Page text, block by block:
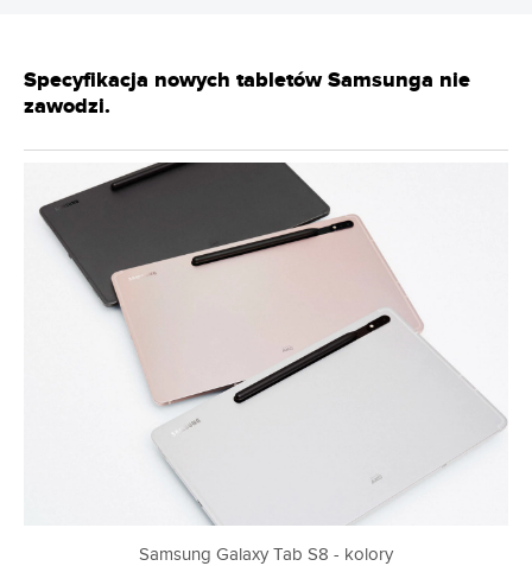
Specyfikacja nowych tabletów Samsunga nie
zawodzi.
Samsung Galaxy Tab S8 - kolory